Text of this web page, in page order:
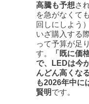
高騰も予想さ
を急がなくて
回しにしよう
いざ購入する
って予算が足
す。
「既に価
で、LEDは今
んどん高くな
も2026年中に
賢明です。